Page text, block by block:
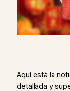
Aquí está la
detallada y